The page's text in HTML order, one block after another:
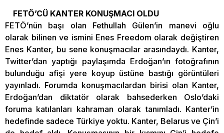
FETÖ’CÜ KANTER KONUŞMACI OLDU
FETÖ’nün başı olan Fethullah Gülen’in manevi oğlu
olarak bilinen ve ismini Enes Freedom olarak değiştiren
Enes Kanter, bu sene konuşmacılar arasındaydı. Kanter,
Twitter’dan yaptığı paylaşımda Erdoğan’ın fotoğrafının
bulunduğu afişi yere koyup üstüne bastığı görüntüleri
yayınladı. Forumda konuşmacılardan birisi olan Kanter,
Erdoğan’dan diktatör olarak bahsederken Oslo’daki
foruma katılanları kahraman olarak tanımladı. Kanter’in
hedefinde sadece Türkiye yoktu. Kanter, Belarus ve Çin’i